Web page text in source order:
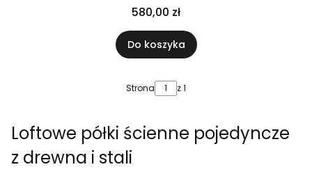
580,00 zł
Do koszyka
Strona z 1
Loftowe półki ścienne pojedyncze
z drewna i stali